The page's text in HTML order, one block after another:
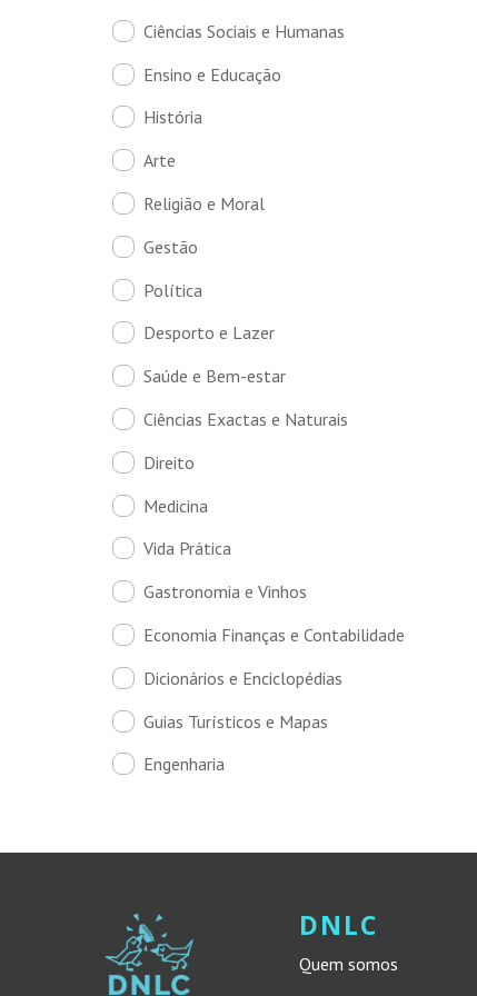
Ciências Sociais e Humanas
Ensino e Educação
História
Arte
Religião e Moral
Gestão
Política
Desporto e Lazer
Saúde e Bem-estar
Ciências Exactas e Naturais
Direito
Medicina
Vida Prática
Gastronomia e Vinhos
Economia Finanças e Contabilidade
Dicionários e Enciclopédias
Guias Turísticos e Mapas
Engenharia
DNLC
Quem somos